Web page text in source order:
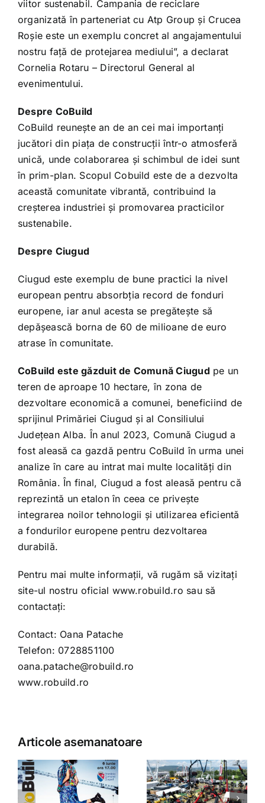
viitor sustenabil. Campania de reciclare
organizată în parteneriat cu Atp Group și Crucea
Roșie este un exemplu concret al angajamentului
nostru față de protejarea mediului”, a declarat
Cornelia Rotaru – Directorul General al
evenimentului.
Despre CoBuild
CoBuild reunește an de an cei mai importanți
jucători din piața de construcții într-o atmosferă
unică, unde colaborarea și schimbul de idei sunt
în prim-plan. Scopul Cobuild este de a dezvolta
această comunitate vibrantă, contribuind la
creșterea industriei și promovarea practicilor
sustenabile.
Despre Ciugud
Ciugud este exemplu de bune practici la nivel
european pentru absorbția record de fonduri
europene, iar anul acesta se pregătește să
depășească borna de 60 de milioane de euro
atrase în comunitate.
CoBuild este găzduit de Comună Ciugud pe un
teren de aproape 10 hectare, în zona de
dezvoltare economică a comunei, beneficiind de
sprijinul Primăriei Ciugud și al Consiliului
Județean Alba. În anul 2023, Comună Ciugud a
fost aleasă ca gazdă pentru CoBuild în urma unei
analize în care au intrat mai multe localități din
România. În final, Ciugud a fost aleasă pentru că
reprezintă un etalon în ceea ce privește
integrarea noilor tehnologii și utilizarea eficientă
a fondurilor europene pentru dezvoltarea
durabilă.
Pentru mai multe informații, vă rugăm să vizitați
site-ul nostru oficial www.robuild.ro sau să
contactați:
Contact: Oana Patache
Telefon: 0728851100
oana.patache@robuild.ro
www.robuild.ro
Articole asemanatoare
CoBuild
devine
RoBuild – o
nouă etapă
CoBuild
2024